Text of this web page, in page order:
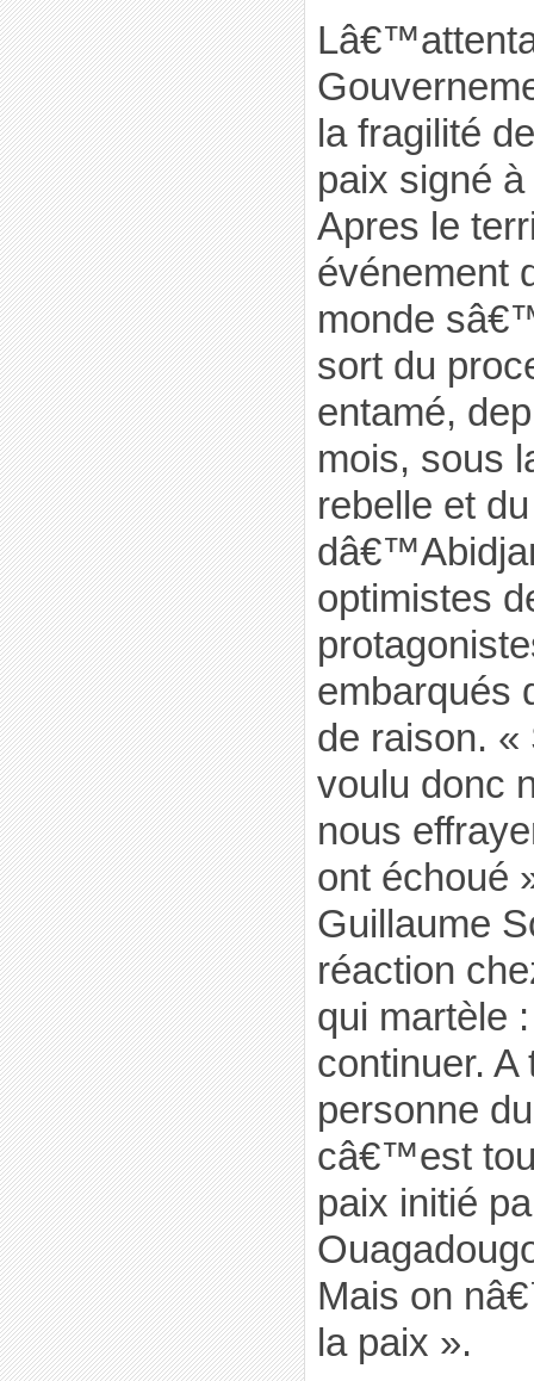
la fragilité
paix signé
Apres le
événement
monde
sort du
entamé,
mois, sous
rebelle et
optimistes
embarqués
de raison. «
voulu donc
nous
ont échoué
Guillaume
réaction
qui martèle
continuer. A
personne
câ€™est
paix initié
Mais on
la paix ».